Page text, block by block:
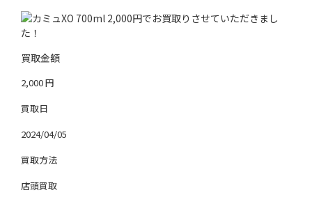
買取金額
2,000円
買取日
2024/04/05
買取方法
店頭買取